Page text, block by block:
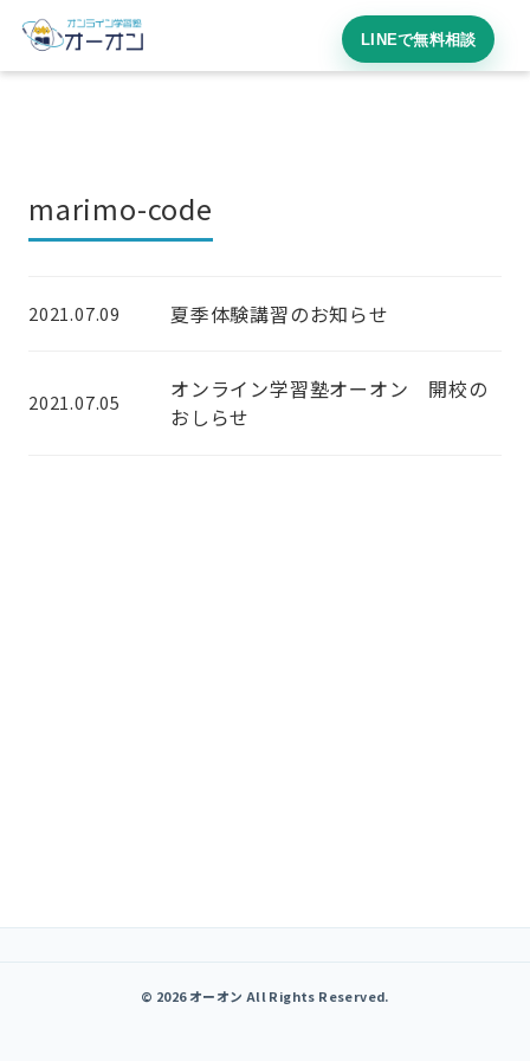
LINEで無料相談
marimo-code
夏季体験講習のお知らせ
2021.07.09
オンライン学習塾オーオン 開校の
おしらせ
2021.07.05
© 2026 オーオン All Rights Reserved.